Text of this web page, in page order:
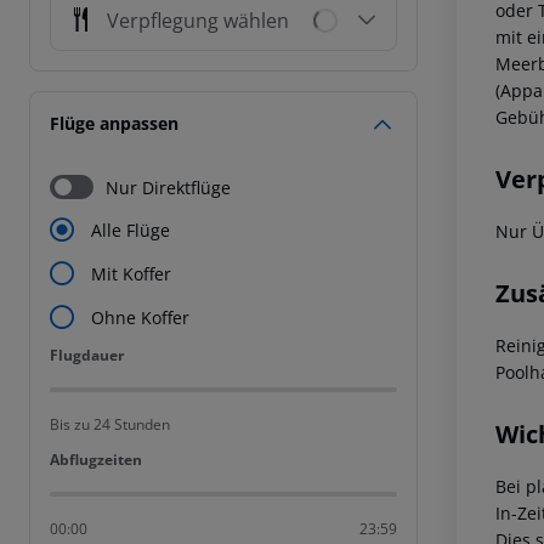
Verpflegung wählen
Flüge anpassen
Nur Direktflüge
Alle Flüge
Mit Koffer
Ohne Koffer
Flugdauer
Flugdauer
Bis zu 24 Stunden
Abflugzeiten
Abflugzeiten
00:00 23:59
oder
mit
Nur
Bei
In-